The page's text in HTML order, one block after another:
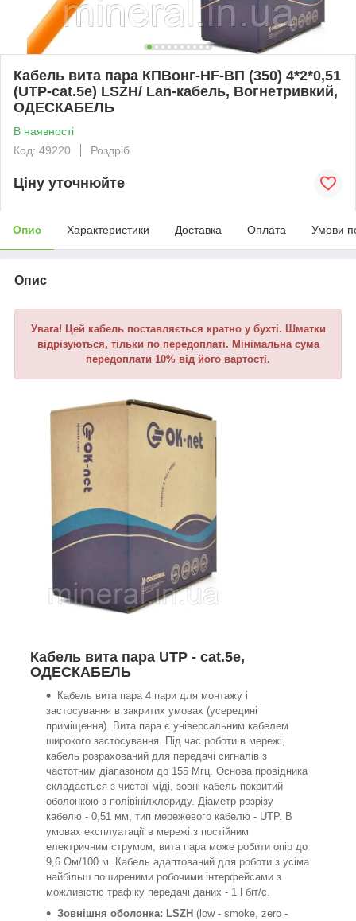
Кабель вита пара КПВонг-HF-ВП (350) 4*2*0,51
(UTP-cat.5e) LSZH/ Lan-кабель, Вогнетривкий,
ОДЕСКАБЕЛЬ
В наявності
Код: 49220
Роздріб
Ціну уточнюйте
Опис Характеристики Доставка Оплата Умови
Опис
Увага! Цей кабель поставляється кратно у бухті. Шматки
відрізуються, тільки по передоплаті. Мінімальна сума
передоплати 10% від його вартості.
Кабель вита пара UTP - cat.5e,
ОДЕСКАБЕЛЬ
Кабель вита пара 4 пари для монтажу і
застосування в закритих умовах (усередині
приміщення). Вита пара є універсальним кабелем
широкого застосування. Під час роботи в мережі,
кабель розрахований для передачі сигналів з
частотним діапазоном до 155 Мгц. Основа провідника
складається з чистої міді, зовні кабель покритий
оболонкою з полівінілхлориду. Діаметр розрізу
кабелю - 0,51 мм, тип мережевого кабелю - UTP. В
умовах експлуатації в мережі з постійним
електричним струмом, вита пара може робити опір до
9,6 Ом/100 м. Кабель адаптований для роботи з усіма
найбільш поширеними робочими інтерфейсами з
можливістю трафіку передачі даних - 1 Гбіт/с.
Зовнішня оболонка: LSZH (low - smoke, zero -